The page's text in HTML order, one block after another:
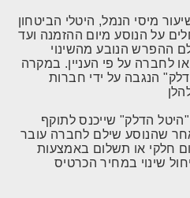
מיסי הנמל, היטלי הביטחון
על הנוסע מיום ההזמנה ועד
ההפרש הנובע מהשינוי
לחברה על פי העניין. במקרה
הנגבה על ידי חברות
הדלק" שייכנס לתוקף
שהנוסע שילם לחברה עובר
חלקי או תשלום באמצעות
שינוי במחיר הכרטיס